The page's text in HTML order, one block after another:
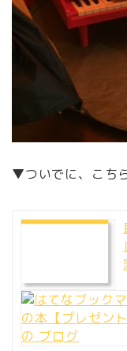
▼ついでに、こち